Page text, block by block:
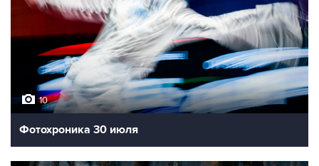
10
Фотохроника 30 июля